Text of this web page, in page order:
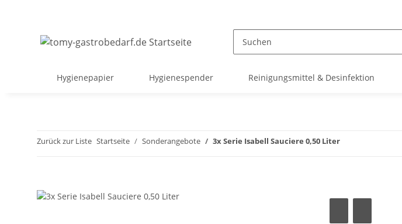
Hygienepapier Hygienespender Reinigungsmittel & Desinfektion
Zurück zur Liste Startseite Sonderangebote 3x Serie Isabell Sauciere 0,50 Liter